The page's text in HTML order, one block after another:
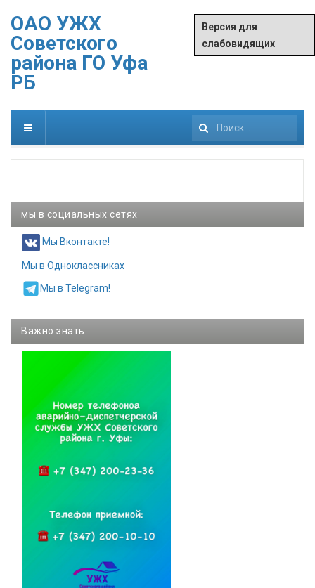
ОАО УЖХ
Советского
района ГО Уфа
РБ
Версия для
слабовидящих
Искать...
мы в социальных сетях
Мы Вконтакте!
Мы в Одноклассниках
Мы в Telegram!
Важно знать